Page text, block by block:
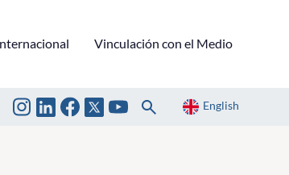
Vinculación con el Medio
English